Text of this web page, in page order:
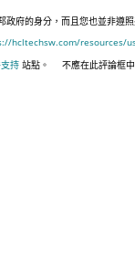
府的身分，而且您也並非遵
hcltechsw.com/resources/
持 站點。 不應在此評論框